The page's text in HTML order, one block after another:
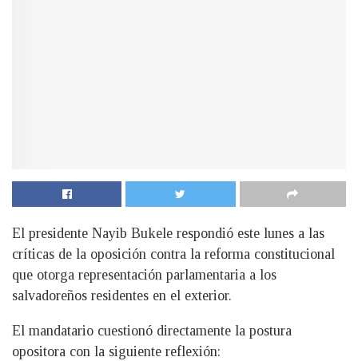
El presidente Nayib Bukele respondió este lunes a las
críticas de la oposición contra la reforma constitucional
que otorga representación parlamentaria a los
salvadoreños residentes en el exterior.
El mandatario cuestionó directamente la postura
opositora con la siguiente reflexión: